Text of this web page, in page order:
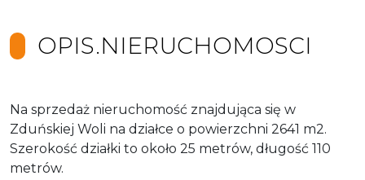
OPIS.NIERUCHOMOSCI
Na sprzedaż nieruchomość znajdująca się w
Zduńskiej Woli na działce o powierzchni 2641 m2.
Szerokość działki to około 25 metrów, długość 110
metrów.